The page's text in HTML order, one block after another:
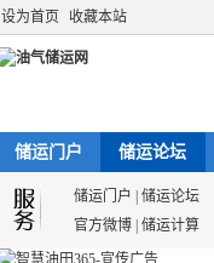
设为首页 收藏本站
储运门户 储运论坛
储运门户 储运论坛
官方微博 储运计算